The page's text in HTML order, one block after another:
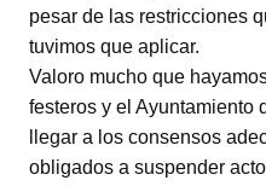
pesar de las restricciones
tuvimos que aplicar.
Valoro mucho que
festeros y el Ayuntamiento
llegar a los consensos
obligados a suspender